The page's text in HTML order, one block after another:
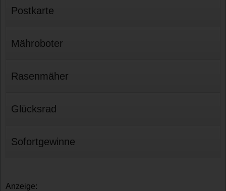
Postkarte
Mähroboter
Rasenmäher
Glücksrad
Sofortgewinne
Anzeige: